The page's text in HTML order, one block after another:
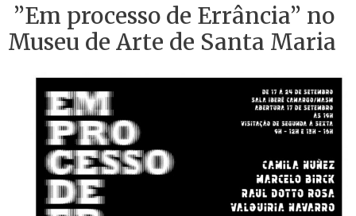
”Em processo de Errância” no
Museu de Arte de Santa Maria